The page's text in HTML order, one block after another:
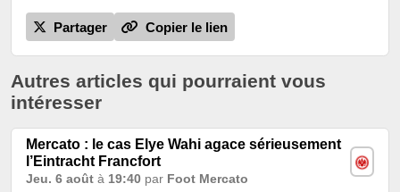
Partager Copier le lien
Autres articles qui pourraient vous
intéresser
Mercato : le cas Elye Wahi agace sérieusement
l’Eintracht Francfort
Jeu. 6 août à 19:40 par Foot Mercato